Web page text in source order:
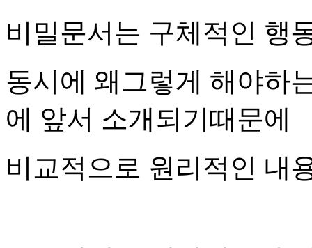
비밀문서는 구체적인 행
동시에 왜그렇게 해야하
에 앞서 소개되기때문에
비교적으로 원리적인 내